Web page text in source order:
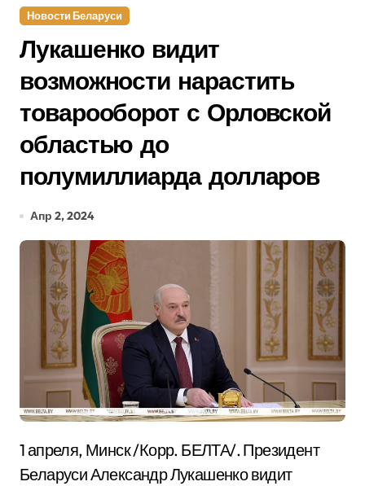
Новости Беларуси
Лукашенко видит
возможности нарастить
товарооборот с Орловской
областью до
полумиллиарда долларов
Апр 2, 2024
1 апреля, Минск /Корр. БЕЛТА/. Президент
Беларуси Александр Лукашенко видит